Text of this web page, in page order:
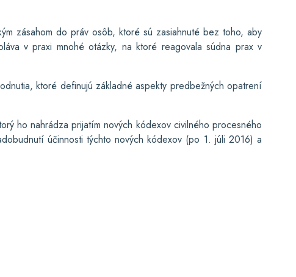
zásahom do práv osôb, ktoré sú zasiahnuté bez toho, aby
v praxi mnohé otázky, na ktoré reagovala súdna prax v
ktoré definujú základné aspekty predbežných opatrení
ho nahrádza prijatím nových kódexov civilného procesného
účinnosti týchto nových kódexov (po 1. júli 2016) a